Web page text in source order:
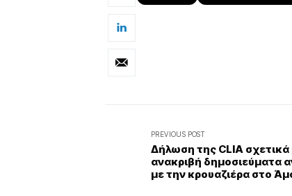
PREVIOUS POST
Δήλωση της CLIA σχετικά
ανακριβή δημοσιεύματα
με την κρουαζιέρα στο